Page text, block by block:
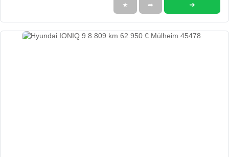
★ ➦ ➜